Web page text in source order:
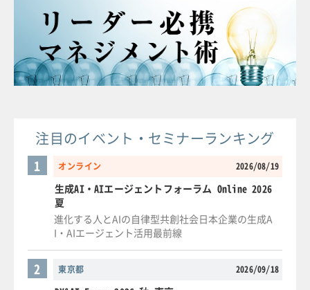
注目のイベント・セミナーランキング
オンライン 2026/08/19
1
生成AI・AIエージェントフォーラム Online 2026
夏
進化する人とAIの自律型共創社会日本企業の生成A
I・AIエージェント活用最前線
東京都 2026/09/18
2